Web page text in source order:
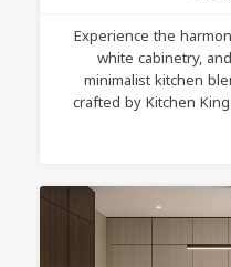
Experience the
white cabinetry,
minimalist kitchen
crafted by Kitchen